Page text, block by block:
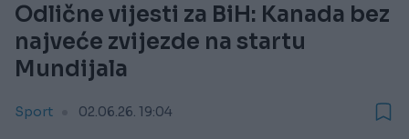
Odlične vijesti za BiH: Kanada bez
najveće zvijezde na startu
Mundijala
Sport 02.06.26. 19:04